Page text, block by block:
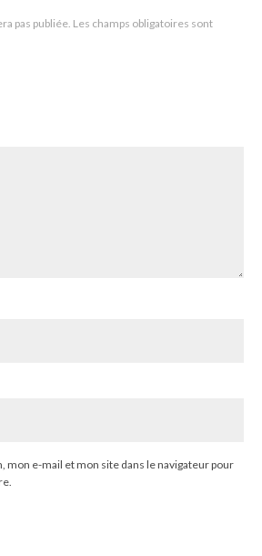
pas publiée. Les champs obligatoires sont
mon e-mail et mon site dans le navigateur pour